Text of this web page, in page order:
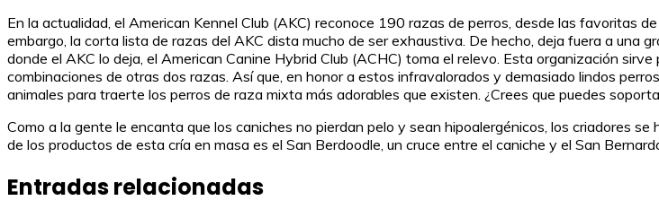
En la actualidad, el American Kennel Club (AKC) reconoce 190 razas de perros, desde las favoritas
embargo, la corta lista de razas del AKC dista mucho de ser exhaustiva. De hecho, deja fuera a una
donde el AKC lo deja, el American Canine Hybrid Club (ACHC) toma el relevo. Esta organización
combinaciones de otras dos razas. Así que, en honor a estos infravalorados y demasiado lindos
animales para traerte los perros de raza mixta más adorables que existen. ¿Crees que puedes
Como a la gente le encanta que los caniches no pierdan pelo y sean hipoalergénicos, los criadores
de los productos de esta cría en masa es el San Berdoodle, un cruce entre el caniche y el San
Entradas relacionadas